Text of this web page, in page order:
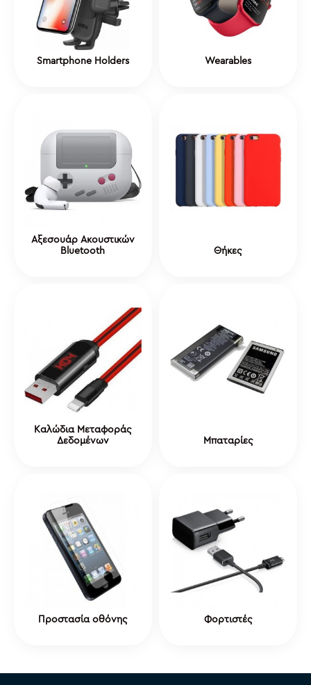
Smartphone Holders Wearables
Αξεσουάρ Ακουστικών
Bluetooth
Θήκες
Καλώδια Μεταφοράς
Δεδομένων
Μπαταρίες
Προστασία οθόνης Φορτιστές